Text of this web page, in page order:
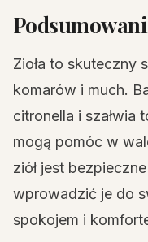
Zioła to skuteczny
komarów i much.
citronella i szałwia
mogą pomóc w
ziół jest
wprowadzić je do
spokojem i